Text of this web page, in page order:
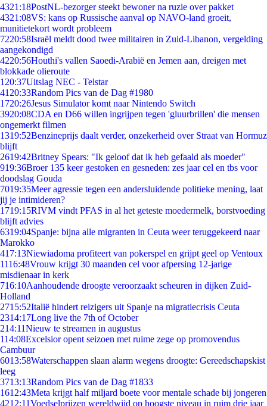
4321:18PostNL-bezorger steekt bewoner na ruzie over pakket
4321:08VS: kans op Russische aanval op NAVO-land groeit,
munitietekort wordt probleem
7220:58Israël meldt dood twee militairen in Zuid-Libanon, vergelding
aangekondigd
4220:56Houthi's vallen Saoedi-Arabië en Jemen aan, dreigen met
blokkade olieroute
1 20:37Uitslag NEC - Telstar
41 20:33Random Pics van de Dag #1980
1720:26Jesus Simulator komt naar Nintendo Switch
3920:08CDA en D66 willen ingrijpen tegen 'gluurbrillen' die mensen
ongemerkt filmen
1319:52Benzineprijs daalt verder, onzekerheid over Straat van Hormuz
blijft
2619:42Britney Spears: "Ik geloof dat ik heb gefaald als moeder"
919:36Broer 135 keer gestoken en gesneden: zes jaar cel en tbs voor
doodslag Gouda
7019:35Meer agressie tegen een andersluidende politieke mening, laat
jij je intimideren?
1719:15RIVM vindt PFAS in al het geteste moedermelk, borstvoeding
blijft advies
6319:04Spanje: bijna alle migranten in Ceuta weer teruggekeerd naar
Marokko
417:13Niewiadoma profiteert van pokerspel en grijpt geel op Ventoux
1116:48Vrouw krijgt 30 maanden cel voor afpersing 12-jarige
misdienaar in kerk
716:10Aanhoudende droogte veroorzaakt scheuren in dijken Zuid-
Holland
2715:52Italië hindert reizigers uit Spanje na migratiecrisis Ceuta
2314:17Long live the 7th of October
214:11Nieuw te streamen in augustus
114:08Excelsior opent seizoen met ruime zege op promovendus
Cambuur
6013:58Waterschappen slaan alarm wegens droogte: Gereedschapskist
leeg
3713:13Random Pics van de Dag #1833
1612:43Meta krijgt half miljard boete voor mentale schade bij jongeren
4212:11Voedselprijzen wereldwijd op hoogste niveau in ruim drie jaar